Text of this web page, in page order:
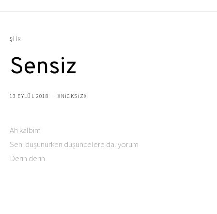
ŞIIR
Sensiz
13 EYLÜL 2018 XNICKSIZX
Ah kalbim
Seni düşünürken düşüncelere dalıyorum
Derin derin